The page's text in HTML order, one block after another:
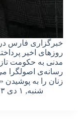
خبرگزاری فارس
روزهای اخیر
مدنی به حکومت
رسانه‌ی اصولگرا
زنان را به
شنبه, ۱ دی ۱۴۰۳ – ۱۷:۵۳